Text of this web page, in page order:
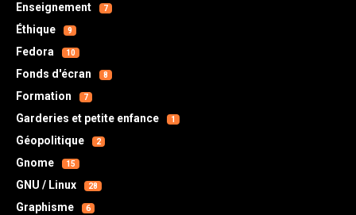
Enseignement 7
Éthique 9
Fedora 10
Fonds d'écran 8
Formation 7
Garderies et petite enfance 1
Géopolitique 2
Gnome 15
GNU / Linux 28
Graphisme 6